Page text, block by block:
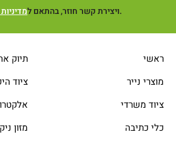
ויצירת קשר חוזר, בהתאם ל.
ראשי
מוצרי נייר
ציוד משרדי
כלי כתיבה
תיוק
ציוד
מזון